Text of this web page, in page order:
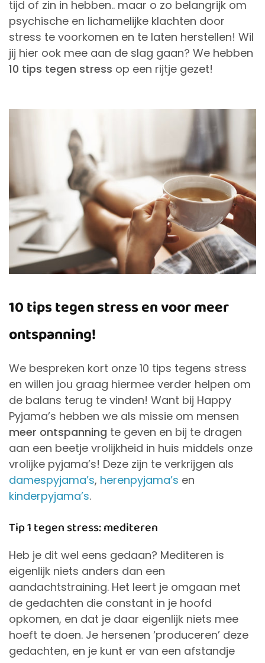
tijd of zin in hebben.. maar o zo belangrijk om
psychische en lichamelijke klachten door
stress te voorkomen en te laten herstellen! Wil
jij hier ook mee aan de slag gaan? We hebben
10 tips tegen stress op een rijtje gezet!
10 tips tegen stress en voor meer
ontspanning!
We bespreken kort onze 10 tips tegens stress
en willen jou graag hiermee verder helpen om
de balans terug te vinden! Want bij Happy
Pyjama’s hebben we als missie om mensen
meer ontspanning te geven en bij te dragen
aan een beetje vrolijkheid in huis middels onze
vrolijke pyjama’s! Deze zijn te verkrijgen als
damespyjama’s, herenpyjama’s en
kinderpyjama’s.
Tip 1 tegen stress: mediteren
Heb je dit wel eens gedaan? Mediteren is
eigenlijk niets anders dan een
aandachtstraining. Het leert je omgaan met
de gedachten die constant in je hoofd
opkomen, en dat je daar eigenlijk niets mee
hoeft te doen. Je hersenen ‘produceren’ deze
gedachten, en je kunt er van een afstandje